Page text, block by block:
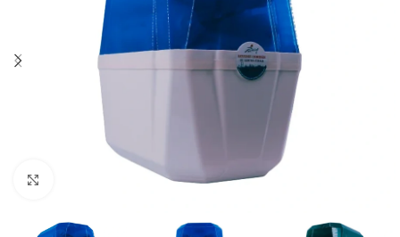
Büyütmek için tıklayın